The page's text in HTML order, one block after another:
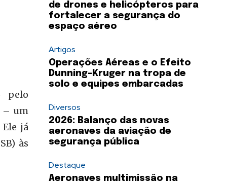
pelo
– um
já
às
de drones e helicópteros para
fortalecer a segurança do
espaço aéreo
Artigos
Operações Aéreas e o Efeito
Dunning-Kruger na tropa de
solo e equipes embarcadas
Diversos
2026: Balanço das novas
aeronaves da aviação de
segurança pública
Destaque
Aeronaves multimissão na